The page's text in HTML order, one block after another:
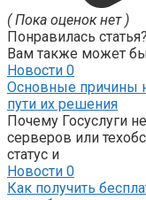
( Пока оценок нет )
Понравилась
Вам также может
Новости 0
Основные причины
пути их решения
Почему Госуслуги
серверов или
статус и
Новости 0
Как получить